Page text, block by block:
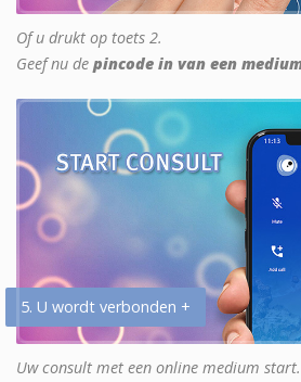
Of u drukt op toets 2.
Geef nu de pincode in van een
5. U wordt verbonden +
Uw consult met een online medium start.